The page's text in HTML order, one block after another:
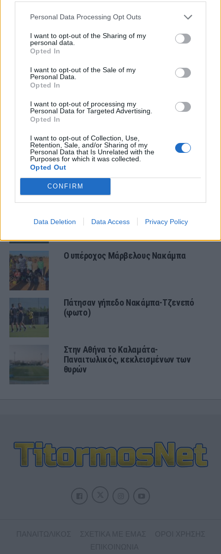
Personal Data Processing Opt Outs
I want to opt-out of the Sharing of my
personal data.
Opted In
I want to opt-out of the Sale of my
Personal Data.
Opted In
I want to opt-out of processing my
Personal Data for Targeted Advertising.
Opted In
I want to opt-out of Collection, Use,
Retention, Sale, and/or Sharing of my
Personal Data that Is Unrelated with the
Purposes for which it was collected.
Opted Out
CONFIRM
Data Deletion Data Access Privacy Policy
ΣΧΟΛΙΑΣΤΕ
ΤΕΛΕΥΤΑΙΑ ΝΕΑ
Εξαιρετική η φιλοξενία των Αλβανών
ΠΑΝΑΙΤΩΛΙΚΟΣ
Τα δεδομένα για τηλεοπτική κάλυψη
με Τρουά και Καλαμάτα
ΠΑΝΑΙΤΩΛΙΚΟΣ
με Τρουά και Καλαμάτα
Ο υπέροχος Μάρβελους Νακάμπα
Πάτησαν γήπεδο Νακάμπα-Τζενεπό
(φωτο)
Στην Αθήνα το Καλαμάτα-
Παναιτωλικός, κεκλεισμένων των
θυρών